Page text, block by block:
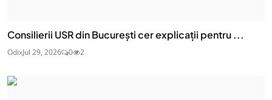
Consilierii USR din București cer explicații pentru ...
OdixJul 29, 2026 0 2